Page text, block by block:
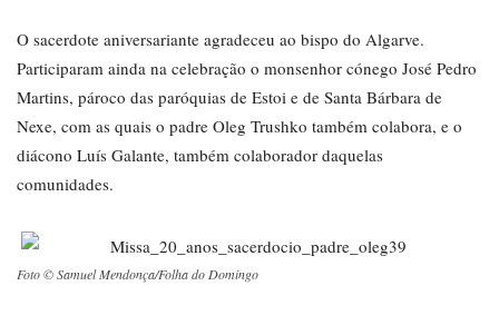
O sacerdote aniversariante agradeceu ao bispo do Algarve.
Participaram ainda na celebração o monsenhor cónego José Pedro
Martins, pároco das paróquias de Estoi e de Santa Bárbara de
Nexe, com as quais o padre Oleg Trushko também colabora, e o
diácono Luís Galante, também colaborador daquelas
comunidades.
Foto © Samuel Mendonça/Folha do Domingo